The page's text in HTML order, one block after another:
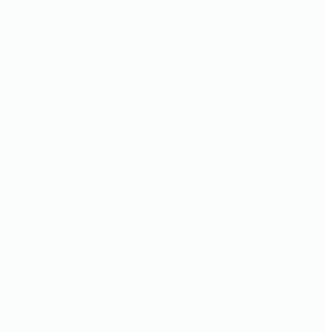
Cada procedimiento se realiza con gran
especializado en su ramo y cuenta con las
respectivos consejos de especialidad y
de del personal se incluye a médicos
y su equipo ponen